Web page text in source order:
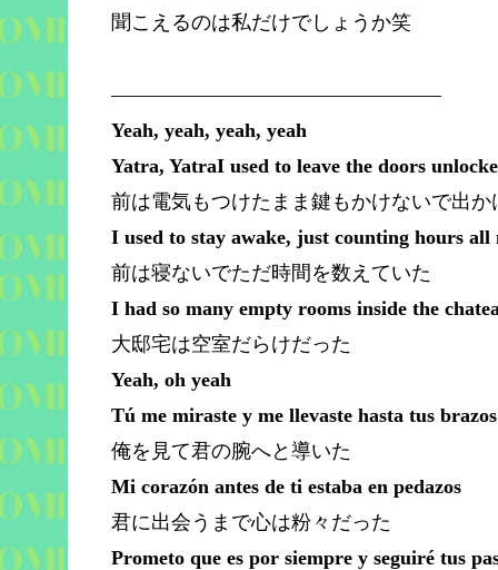
聞こえるのは私だけでしょうか笑
————————————————–
Yeah, yeah, yeah, yeah
Yatra, YatraI used to leave the doors
前は電気もつけたまま鍵もかけないで出か
I used to stay awake, just counting hours all
前は寝ないでただ時間を数えていた
I had so many empty rooms inside the
大邸宅は空室だらけだった
Yeah, oh yeah
Tú me miraste y me llevaste hasta tus brazos
俺を見て君の腕へと導いた
Mi corazón antes de ti estaba en pedazos
君に出会うまで心は粉々だった
Prometo que es por siempre y seguiré tus